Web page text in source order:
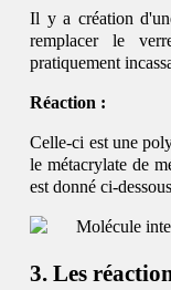
Il y a création
remplacer le
pratiquement
Réaction :
Celle-ci est une
le métacrylate de
est donné ci-
Les